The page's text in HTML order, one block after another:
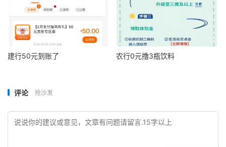
建行50元到账了 农行0元撸3瓶饮料
评论 抢沙发